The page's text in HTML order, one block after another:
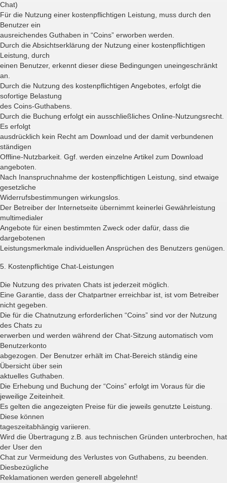
Chat)
Für die Nutzung einer kostenpflichtigen Leistung, muss durch den
Benutzer ein
ausreichendes Guthaben in “Coins” erworben werden.
Durch die Absichtserklärung der Nutzung einer kostenpflichtigen
Leistung, durch
einen Benutzer, erkennt dieser diese Bedingungen uneingeschränkt
an.
Durch die Nutzung des kostenpflichtigen Angebotes, erfolgt die
sofortige Belastung
des Coins-Guthabens.
Durch die Buchung erfolgt ein ausschließliches Online-Nutzungsrecht.
Es erfolgt
ausdrücklich kein Recht am Download und der damit verbundenen
ständigen
Offline-Nutzbarkeit. Ggf. werden einzelne Artikel zum Download
angeboten.
Nach Inanspruchnahme der kostenpflichtigen Leistung, sind etwaige
gesetzliche
Widerrufsbestimmungen wirkungslos.
Der Betreiber der Internetseite übernimmt keinerlei Gewährleistung
multimedialer
Angebote für einen bestimmten Zweck oder dafür, dass die
dargebotenen
Leistungsmerkmale individuellen Ansprüchen des Benutzers genügen.
5. Kostenpflichtige Chat-Leistungen
Die Nutzung des privaten Chats ist jederzeit möglich.
Eine Garantie, dass der Chatpartner erreichbar ist, ist vom Betreiber
nicht gegeben.
Die für die Chatnutzung erforderlichen “Coins” sind vor der Nutzung
des Chats zu
erwerben und werden während der Chat-Sitzung automatisch vom
Benutzerkonto
abgezogen. Der Benutzer erhält im Chat-Bereich ständig eine
Übersicht über sein
aktuelles Guthaben.
Die Erhebung und Buchung der “Coins” erfolgt im Voraus für die
jeweilige Zeiteinheit.
Es gelten die angezeigten Preise für die jeweils genutzte Leistung.
Diese können
tageszeitabhängig variieren.
Wird die Übertragung z.B. aus technischen Gründen unterbrochen, hat
der User den
Chat zur Vermeidung des Verlustes von Guthabens, zu beenden.
Diesbezügliche
Reklamationen werden generell abgelehnt!